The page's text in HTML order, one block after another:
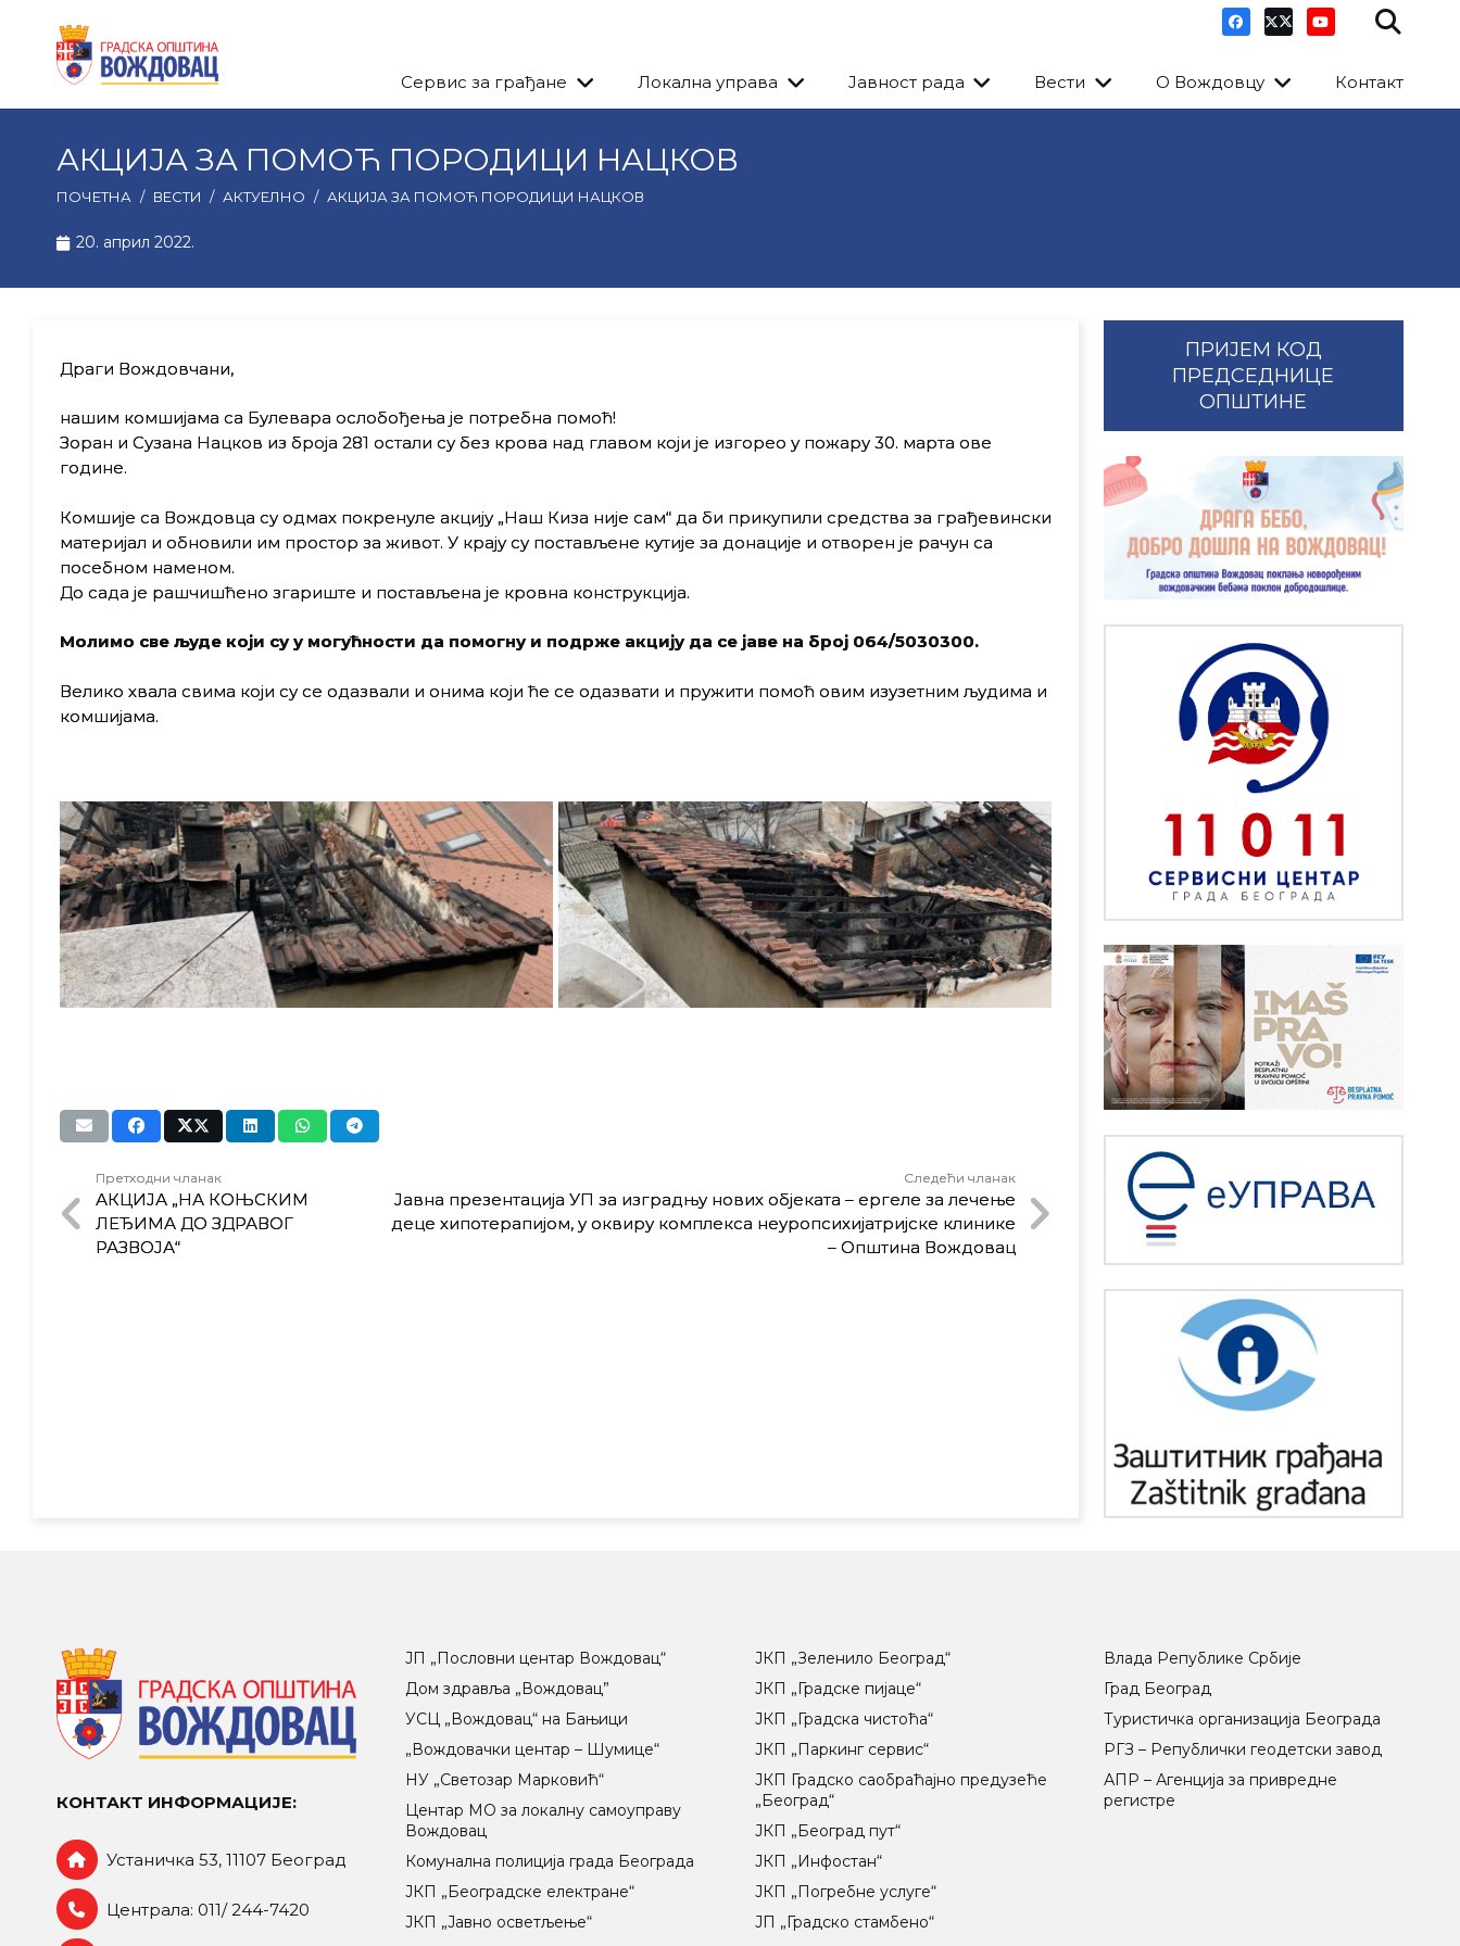
Сервис за грађане Локална управа Јавност рада Вести О Вождовцу Контакт
АКЦИЈА ЗА ПОМОЋ ПОРОДИЦИ НАЦКОВ
ПОЧЕТНА / ВЕСТИ / АКТУЕЛНО / АКЦИЈА ЗА ПОМОЋ ПОРОДИЦИ НАЦКОВ
20. април 2022.
Драги Вождовчани,
нашим комшијама са Булевара ослобођења је потребна помоћ!
Зоран и Сузана Нацков из броја 281 остали су без крова над главом који је изгорео у пожару 30. марта ове
године.
Комшије са Вождовца су одмах покренуле акцију „Наш Киза није сам“ да би прикупили средства за грађевински
материјал и обновили им простор за живот. У крају су постављене кутије за донације и отворен је рачун са
посебном наменом.
До сада је рашчишћено згариште и постављена је кровна конструкција.
Молимо све људе који су у могућности да помогну и подрже акцију да се јаве на број 064/5030300.
Велико хвала свима који су се одазвали и онима који ће се одазвати и пружити помоћ овим изузетним људима и
комшијама.
Претходни чланак
АКЦИЈА „НА КОЊСКИМ
ЛЕЂИМА ДО ЗДРАВОГ
РАЗВОЈА“
Следећи чланак
Јавна презентација УП за изградњу нових објеката – ергеле за лечење
деце хипотерапијом, у оквиру комплекса неуропсихијатријске клинике
– Oпштина Вождовац
ПРИЈЕМ КОД
ПРЕДСЕДНИЦЕ
ОПШТИНЕ
КОНТАКТ ИНФОРМАЦИЈЕ:
Устаничка 53, 11107 Београд
Централа: 011/ 244-7420
ЈП „Пословни центар Вождовац“
Дом здравља „Вождовац”
УСЦ „Вождовац“ на Бањици
„Вождовачки центар – Шумице“
НУ „Светозар Марковић“
Центар МO за локалну самоуправу
Вождовац
Комунална полиција града Београда
ЈКП „Београдске електране“
ЈКП „Јавно осветљење“
ЈКП „Зеленило Београд“
ЈКП „Градске пијаце“
ЈКП „Градска чистоћа“
ЈКП „Паркинг сервис“
ЈКП Градско саобраћајно предузеће
„Београд“
ЈКП „Београд пут“
ЈКП „Инфостан“
ЈКП „Погребне услуге“
ЈП „Градско стамбено“
Влада Републике Србије
Град Београд
Туристичка организација Београда
РГЗ – Републички геодетски завод
АПР – Агенција за привредне
регистре